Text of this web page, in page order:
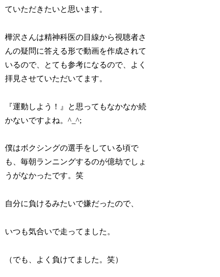
ていただきたいと思います。
樺沢さんは精神科医の目線から視聴者さ
んの疑問に答える形で動画を作成されて
いるので、とても参考になるので、よく
拝見させていただいてます。
『運動しよう！』と思ってもなかなか続
かないですよね。^_^;
僕はボクシングの選手をしている頃で
も、毎朝ランニングするのが億劫でしょ
うがなかったです。笑
自分に負けるみたいで嫌だったので、
いつも気合いで走ってました。
（でも、よく負けてました。笑）